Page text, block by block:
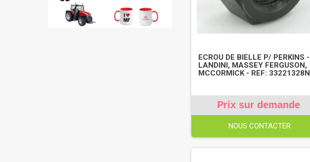
ECROU DE BIELLE P/ PERKINS -
LANDINI, MASSEY FERGUSON,
MCCORMICK - REF: 33221328N
Prix sur demande
NOUS CONTACTER